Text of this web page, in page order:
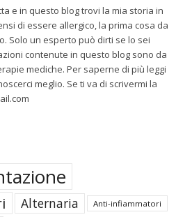
e in questo blog trovi la mia storia in
di essere allergico, la prima cosa da
Solo un esperto può dirti se lo sei
contenute in questo blog sono da
mediche. Per saperne di più leggi
meglio. Se ti va di scrivermi la
Alternaria Anti-infiammatori